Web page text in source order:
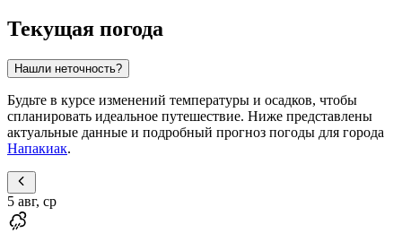
Текущая погода
Нашли неточность?
Будьте в курсе изменений температуры и осадков, чтобы
спланировать идеальное путешествие. Ниже представлены
актуальные данные и подробный прогноз погоды для города
Напакиак.
5 авг, ср